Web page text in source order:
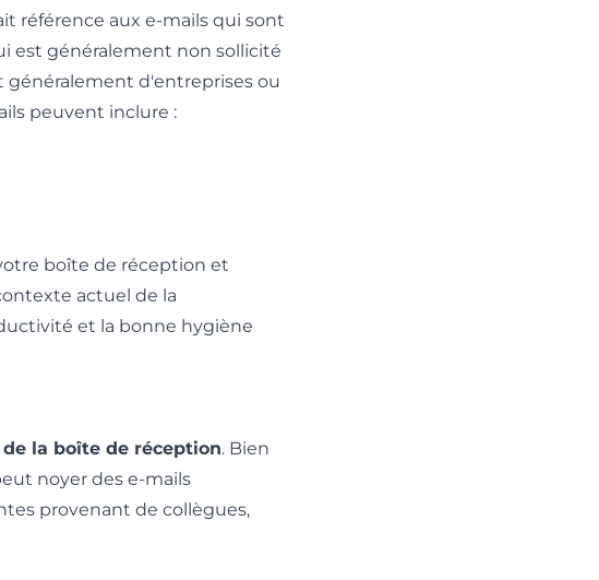
référence aux e-mails qui sont
est généralement non sollicité
d'entreprises ou
peuvent inclure :
boîte de réception et
actuel de la
et la bonne hygiène
la boîte de réception. Bien
noyer des e-mails
provenant de collègues,